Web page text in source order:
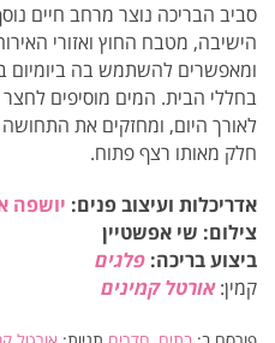
סביב הבריכה נוצר מרחב חיים
הישיבה, מטבח החוץ ואזורי
ומאפשרים להשתמש בה
בחללי הבית. המים מוסיפים
לאורך היום, ומחזקים את
חלק מאותו רצף פתוח.
אדריכלות ועיצוב פנים: יושפה
צילום: שי אפשטיין
ביצוע בריכה: פלגים
קמין:אורטל קמינים